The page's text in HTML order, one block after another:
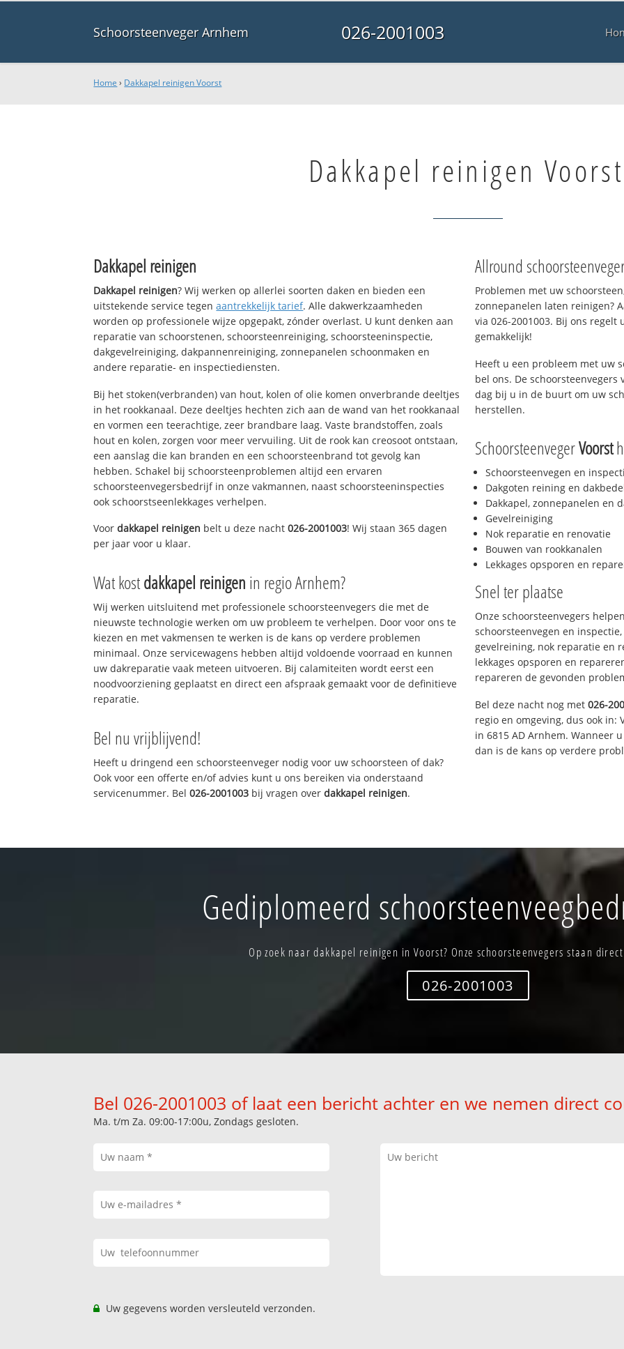
Schoorsteenveger Arnhem 026-2001003
Home › Dakkapel reinigen Voorst
Dakkapel reinigen Voorst
Dakkapel reinigen
Dakkapel reinigen? Wij werken op allerlei soorten daken en bieden een
uitstekende service tegenaantrekkelijk tarief. Alle dakwerkzaamheden
worden op professionele wijze opgepakt, zónder overlast. U kunt denken aan
reparatie van schoorstenen, schoorsteenreiniging, schoorsteeninspectie,
dakgevelreiniging, dakpannenreiniging, zonnepanelen schoonmaken en
andere reparatie- en inspectiediensten.
Bij het stoken(verbranden) van hout, kolen of olie komen onverbrande deeltjes
in het rookkanaal. Deze deeltjes hechten zich aan de wand van het rookkanaal
en vormen een teerachtige, zeer brandbare laag. Vaste brandstoffen, zoals
hout en kolen, zorgen voor meer vervuiling. Uit de rook kan creosoot ontstaan,
een aanslag die kan branden en een schoorsteenbrand tot gevolg kan
hebben. Schakel bij schoorsteenproblemen altijd een ervaren
schoorsteenvegersbedrijf in onze vakmannen, naast schoorsteeninspecties
ook schoorstseenlekkages verhelpen.
Voordakkapel reinigen belt u deze nacht026-2001003! Wij staan 365 dagen
per jaar voor u klaar.
Wat kostdakkapel reinigen in regio Arnhem?
Wij werken uitsluitend met professionele schoorsteenvegers die met de
nieuwste technologie werken om uw probleem te verhelpen. Door voor ons te
kiezen en met vakmensen te werken is de kans op verdere problemen
minimaal. Onze servicewagens hebben altijd voldoende voorraad en kunnen
uw dakreparatie vaak meteen uitvoeren. Bij calamiteiten wordt eerst een
noodvoorziening geplaatst en direct een afspraak gemaakt voor de definitieve
reparatie.
Bel nu vrijblijvend!
Heeft u dringend een schoorsteenveger nodig voor uw schoorsteen of dak?
Ook voor een offerte en/of advies kunt u ons bereiken via onderstaand
servicenummer. Bel026-2001003 bij vragen overdakkapel reinigen.
Allround
Problemen met uw
zonnepanelen laten reinigen?
via 026-2001003. Bij ons
gemakkelijk!
Heeft u een probleem met uw
bel ons. De
dag bij u in de buurt om uw
herstellen.
SchoorsteenvegerVoorst
Schoorsteenvegen en
Dakgoten reining en
Dakkapel, zonnepanelen en
Gevelreiniging
Nok reparatie en renovatie
Bouwen van rookkanalen
Lekkages opsporen en
Snel ter plaatse
Onze schoorsteenvegers
schoorsteenvegen en
gevelreining, nok reparatie en
lekkages opsporen en
repareren de gevonden
Bel deze nacht nog met 026-
regio en omgeving, dus ook in:
in 6815 AD Arnhem. Wanneer
dan is de kans op verdere
Gediplomeerd
Op zoek naar dakkapel reinigen in Voorst? Onze schoorsteenvegers staan
026-2001003
Bel 026-2001003 of laat een bericht achter en we nemen direct
Ma. t/m Za. 09:00-17:00u, Zondags gesloten.
Uw gegevens worden versleuteld verzonden.